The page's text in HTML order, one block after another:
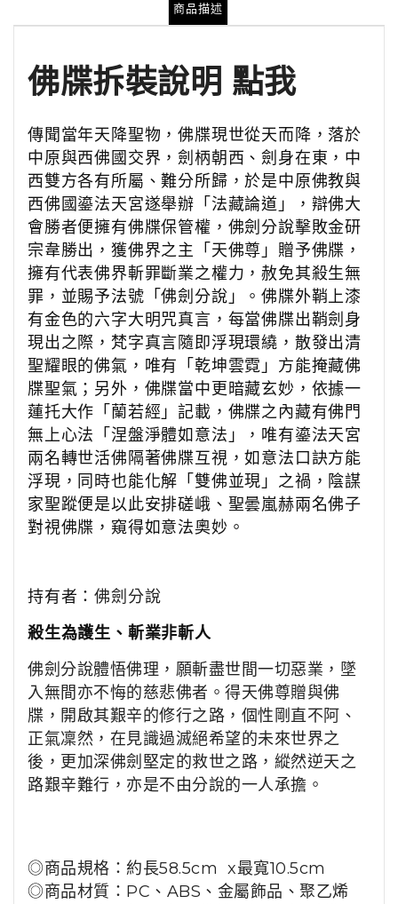
商品描述
佛牒拆裝說明 點我
傳聞當年天降聖物，佛牒現世從天而降，落於
中原與西佛國交界，劍柄朝西、劍身在東，中
西雙方各有所屬、難分所歸，於是中原佛教與
西佛國鎏法天宮遂舉辦「法藏論道」，辯佛大
會勝者便擁有佛牒保管權，佛劍分說擊敗金研
宗韋勝出，獲佛界之主「天佛尊」贈予佛牒，
擁有代表佛界斬罪斷業之權力，赦免其殺生無
罪，並賜予法號「佛劍分說」。佛牒外鞘上漆
有金色的六字大明咒真言，每當佛牒出鞘劍身
現出之際，梵字真言隨即浮現環繞，散發出清
聖耀眼的佛氣，唯有「乾坤雲霓」方能掩藏佛
牒聖氣；另外，佛牒當中更暗藏玄妙，依據一
蓮托大作「蘭若經」記載，佛牒之內藏有佛門
無上心法「涅盤淨體如意法」，唯有鎏法天宮
兩名轉世活佛隔著佛牒互視，如意法口訣方能
浮現，同時也能化解「雙佛並現」之禍，陰謀
家聖蹤便是以此安排磋峨、聖曇嵐赫兩名佛子
對視佛牒，窺得如意法奧妙。
持有者 ：佛劍分說
殺生為護生、斬業非斬人
佛劍分說體悟佛理，願斬盡世間一切惡業，墜
入無間亦不悔的慈悲佛者。得天佛尊贈與佛
牒，開啟其艱辛的修行之路，個性剛直不阿、
正氣凜然，在見識過滅絕希望的未來世界之
後，更加深佛劍堅定的救世之路，縱然逆天之
路艱辛難行，亦是不由分說的一人承擔。
◎商品規格：約長58.5cm x最寬10.5cm
◎商品材質：PC、ABS、金屬飾品、聚乙烯